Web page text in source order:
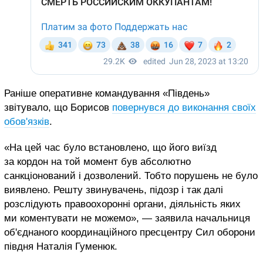
Раніше оперативне командування «Південь»
звітувало, що Борисов повернувся до виконання своїх
обов'язків.
«На цей час було встановлено, що його виїзд
за кордон на той момент був абсолютно
санкціонований і дозволений. Тобто порушень не було
виявлено. Решту звинувачень, підозр і так далі
розслідують правоохоронні органи, діяльність яких
ми коментувати не можемо», — заявила начальниця
об'єднаного координаційного пресцентру Сил оборони
півдня Наталія Гуменюк.